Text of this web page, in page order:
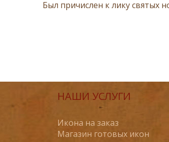
Был причислен к лику святых
НАШИ УСЛУГИ
Икона на заказ
Магазин готовых икон